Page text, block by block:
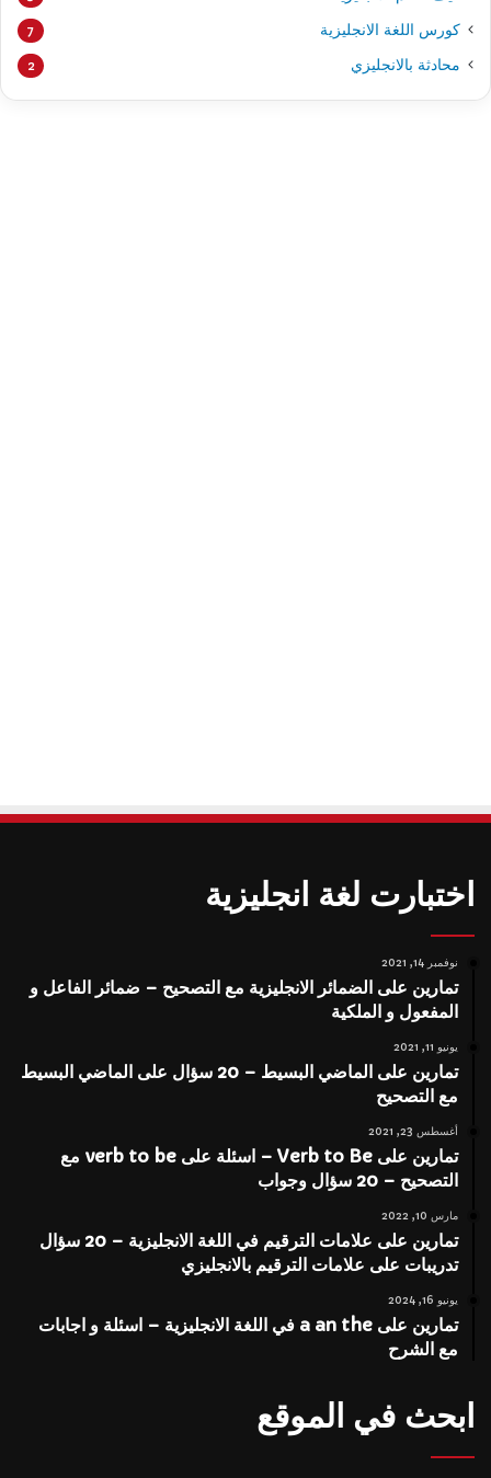
كورس اللغة الانجليزية 7
محادثة بالانجليزي 2
اختبارت لغة انجليزية
نوفمبر 14, 2021
تمارين على الضمائر الانجليزية مع التصحيح – ضمائر الفاعل و
المفعول و الملكية
يونيو 11, 2021
تمارين على الماضي البسيط – 20 سؤال على الماضي البسيط
مع التصحيح
أغسطس 23, 2021
تمارين على Verb to Be – اسئلة على verb to be مع
التصحيح – 20 سؤال وجواب
مارس 10, 2022
تمارين على علامات الترقيم في اللغة الانجليزية – 20 سؤال
تدريبات على علامات الترقيم بالانجليزي
يونيو 16, 2024
تمارين على a an the في اللغة الانجليزية – اسئلة و اجابات
مع الشرح
ابحث في الموقع